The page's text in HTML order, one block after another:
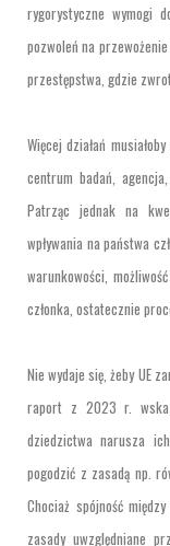
rygorystyczne wymogi
pozwoleń na
przestępstwa, gdzie
Więcej działań
centrum badań,
Patrząc jednak na
wpływania na państwa
warunkowości,
członka, ostatecznie
Nie wydaje się, żeby UE
raport z 2023 r.
dziedzictwa narusza
pogodzić z zasadą np.
Chociaż spójność
zasady uwzględniane